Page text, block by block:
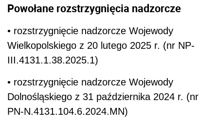
Powołane rozstrzygnięcia nadzorcze
• rozstrzygnięcie nadzorcze Wojewody
Wielkopolskiego z 20 lutego 2025 r. (nr NP-
III.4131.1.38.2025.1)
• rozstrzygnięcie nadzorcze Wojewody
Dolnośląskiego z 31 października 2024 r. (nr
PN-N.4131.104.6.2024.MN)